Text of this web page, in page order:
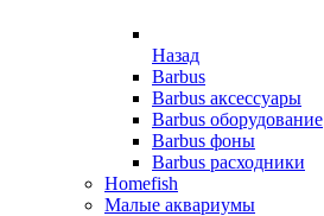
Назад
Barbus
Barbus аксессуары
Barbus оборудование
Barbus фоны
Barbus расходники
Homefish
Малые аквариумы